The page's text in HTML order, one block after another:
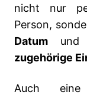
nicht nur
Person,
Datum und
zugehörige
Auch